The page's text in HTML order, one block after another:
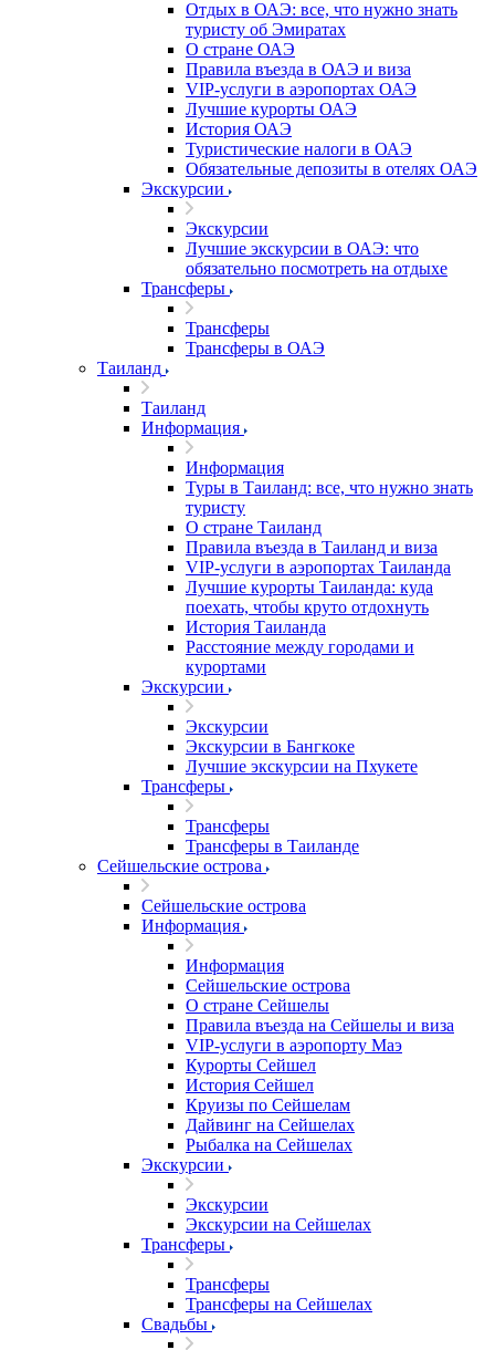
Отдых в ОАЭ: все, что нужно знать
туристу об Эмиратах
О стране ОАЭ
Правила въезда в ОАЭ и виза
VIP-услуги в аэропортах ОАЭ
Лучшие курорты ОАЭ
История ОАЭ
Туристические налоги в ОАЭ
Обязательные депозиты в отелях ОАЭ
Экскурсии
Экскурсии
Лучшие экскурсии в ОАЭ: что
обязательно посмотреть на отдыхе
Трансферы
Трансферы
Трансферы в ОАЭ
Таиланд
Таиланд
Информация
Информация
Туры в Таиланд: все, что нужно знать
туристу
О стране Таиланд
Правила въезда в Таиланд и виза
VIP-услуги в аэропортах Таиланда
Лучшие курорты Таиланда: куда
поехать, чтобы круто отдохнуть
История Таиланда
Расстояние между городами и
курортами
Экскурсии
Экскурсии
Экскурсии в Бангкоке
Лучшие экскурсии на Пхукете
Трансферы
Трансферы
Трансферы в Таиланде
Сейшельские острова
Сейшельские острова
Информация
Информация
Сейшельские острова
О стране Сейшелы
Правила въезда на Сейшелы и виза
VIP-услуги в аэропорту Маэ
Курорты Сейшел
История Сейшел
Круизы по Сейшелам
Дайвинг на Сейшелах
Рыбалка на Сейшелах
Экскурсии
Экскурсии
Экскурсии на Сейшелах
Трансферы
Трансферы
Трансферы на Сейшелах
Свадьбы